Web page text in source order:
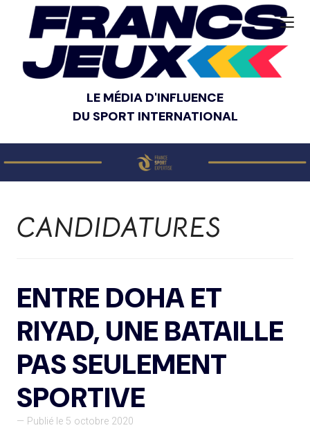
LE MÉDIA D'INFLUENCE
DU SPORT INTERNATIONAL
CANDIDATURES
ENTRE DOHA ET
RIYAD, UNE BATAILLE
PAS SEULEMENT
SPORTIVE
— Publié le 5 octobre 2020